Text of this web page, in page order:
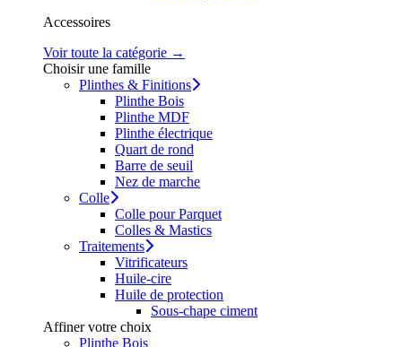
Accessoires
Voir toute la catégorie →
Choisir une famille
Plinthes & Finitions
Plinthe Bois
Plinthe MDF
Plinthe électrique
Quart de rond
Barre de seuil
Nez de marche
Colle
Colle pour Parquet
Colles & Mastics
Traitements
Vitrificateurs
Huile-cire
Huile de protection
Sous-chape ciment
Affiner votre choix
Plinthe Bois